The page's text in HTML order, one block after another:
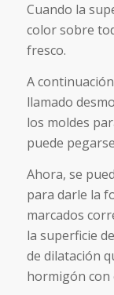
Cuando la
color sobre
fresco.
A
llamado
los moldes
puede
Ahora, se
para darle la
marcados
la superficie
de dilatación
hormigón con